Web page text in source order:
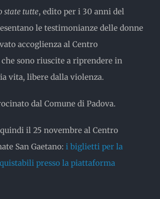
state tutte, edito per i 30 anni del
le testimonianze delle donne
accoglienza al Centro
sono riuscite a riprendere in
vita, libere dalla violenza.
dal Comune di Padova.
il 25 novembre al Centro
San Gaetano: i biglietti per la
presso la piattaforma